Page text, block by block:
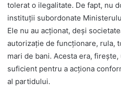
tolerat o ilegalitate. De fapt, nu
instituții subordonate
Ele nu au acționat, deși
autorizație de funcționare, rula,
mari de bani. Acesta era,
suficient pentru a acționa
al partidului.